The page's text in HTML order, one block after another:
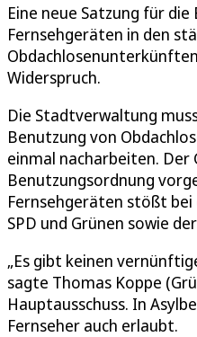
Eine neue Satzung für
Fernsehgeräten in den
Widerspruch.
Die Stadtverwaltung
Benutzung von
einmal nacharbeiten. Der
Benutzungsordnung
Fernsehgeräten stößt
SPD und Grünen sowie
„Es gibt keinen
sagte Thomas Koppe
Hauptausschuss. In
Fernseher auch erlaubt.